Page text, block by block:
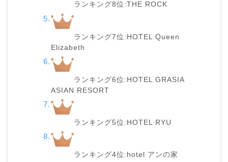
ランキング8位:THE ROCK
ランキング7位:HOTEL Queen
Elizabeth
ランキング6位:HOTEL GRASIA
ASIAN RESORT
ランキング5位:HOTEL RYU
ランキング4位:hotel アンの家